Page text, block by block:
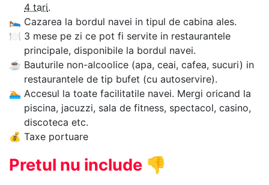
4 tari.
🛌 Cazarea la bordul navei in tipul de cabina ales.
🍽 3 mese pe zi ce pot fi servite in restaurantele
principale, disponibile la bordul navei.
☕ Bauturile non-alcoolice (apa, ceai, cafea, sucuri) in
restaurantele de tip bufet (cu autoservire).
🏊‍ Accesul la toate facilitatile navei. Mergi oricand la
piscina, jacuzzi, sala de fitness, spectacol, casino,
discoteca etc.
💰 Taxe portuare
Pretul nu include 👎